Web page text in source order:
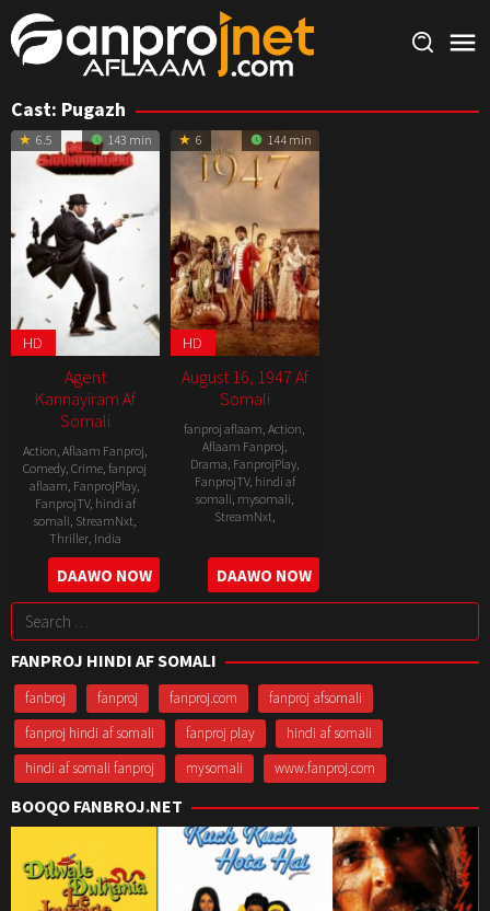
Skip
to
content
Cast: Pugazh
6.5 143 min
HD
Agent
Kannayiram Af
Somali
Action Aflaam Fanproj
Comedy ,Crime ,fanproj
aflaam FanprojPlay
FanprojTV, hindi af
somali StreamNxt,
Thriller, India
25
Nov
2022
Manoj
Beedha
DAAWO NOW
6 144 min
HD
August 16, 1947 Af
Somali
fanproj aflaam ,Action
Aflaam Fanproj
Drama FanprojPlay,
FanprojTV, hindi af
somali mysomali
StreamNxt,
7
Apr
2023
NS.
Ponkumar
DAAWO NOW
Search
for:
FANPROJ HINDI AF SOMALI
fanbroj fanproj fanproj.com
fanproj afsomali
fanproj hindi af somali
fanproj play
hindi af somali
hindi af somali fanproj
mysomali www.fanproj.com
BOOQO FANBROJ.NET